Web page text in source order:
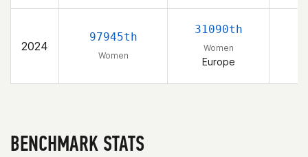
2024
97945th
Women
31090th
Women
Europe
BENCHMARK STATS